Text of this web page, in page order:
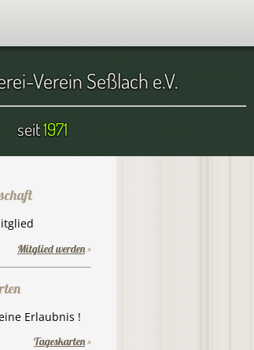
Verein Seßlach e.V.
seit1971
Mitglied werden>
Erlaubnis !
Tageskarten>